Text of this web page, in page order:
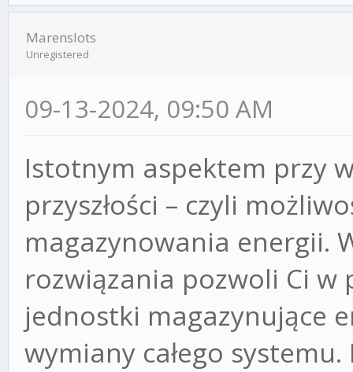
Marenslots
Unregistered
09-13-2024, 09:50 AM
Istotnym aspektem przy
przyszłości – czyli
magazynowania energii.
rozwiązania pozwoli Ci w
jednostki magazynujące
wymiany całego